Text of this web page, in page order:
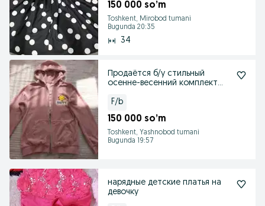
150 000 so’m
Toshkent, Mirobod tumani
Bugunda 20:35
34
Продаётся б/у стильный
осенне-весенний комплект
F/b
150 000 so’m
Toshkent, Yashnobod tumani
Bugunda 19:57
нарядные детские платья на
девочку